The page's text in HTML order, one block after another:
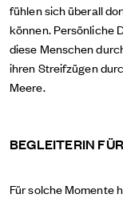
fühlen sich überall
können. Persönliche
diese Menschen
ihren Streifzügen
Meere.
BEGLEITERIN
Für solche Momente